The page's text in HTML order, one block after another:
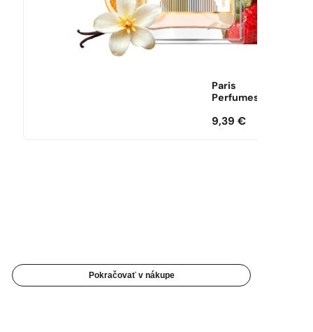
Paris
Perfumes
9,39€
Pokračovať v nákupe